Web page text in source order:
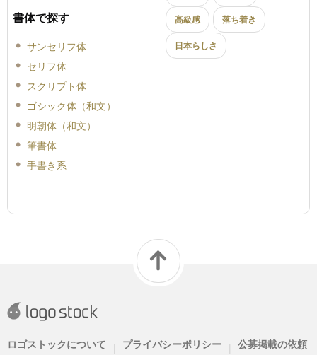
書体で探す
サンセリフ体
セリフ体
スクリプト体
ゴシック体（和文）
明朝体（和文）
筆書体
手書き系
高級感 落ち着き
日本らしさ
ロゴストックについて | プライバシーポリシー | 公募掲載の依頼